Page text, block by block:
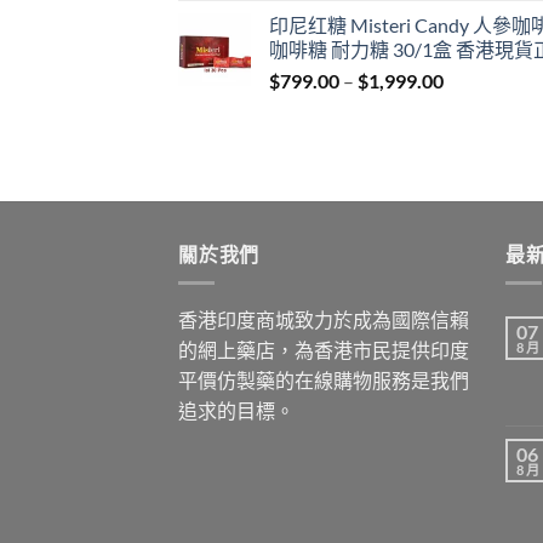
$699.00
through
$1,899.00
印尼红糖 Misteri Candy 人參咖
咖啡糖 耐力糖 30/1盒 香港現貨
$799.00 – $1,999.00Price
關於我們
香港印度商城致力於成為國際信賴
的網上藥店，為香港市民提供印度
平價仿製藥的在線購物服務是我們
追求的目標。
最
07
8 月
06
8 月